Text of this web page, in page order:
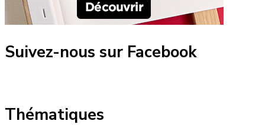
Suivez-nous sur Facebook
Thématiques